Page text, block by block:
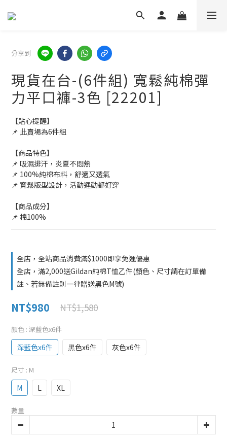
分享到
現貨在台-(6件組) 寬鬆純棉彈
力平口褲-3色 [22201]
【貼心提醒】
📌 此賣場為6件組
【商品特色】
📌 吸濕排汗，炎夏不悶熱
📌 100%純棉布料，舒適又透氣
📌 寬鬆版型設計，活動運動都好穿
【商品成分】
📌 棉100%
全店，全站商品消費滿$1000即享免運優惠
全店，滿2,000送Gildan純棉T恤乙件(顏色、尺寸請在訂單備
註、若無備註則一律贈送黑色M號)
NT$980 NT$1,580
顏色 : 深藍色x6件
深藍色x6件 黑色x6件 灰色x6件
尺寸 : M
M L XL
數量